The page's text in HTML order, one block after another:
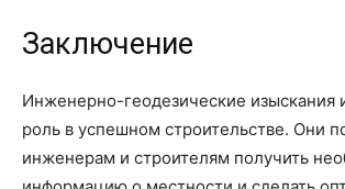
Заключение
Инженерно-геодезические изыскания
роль в успешном строительстве. Они
инженерам и строителям получить